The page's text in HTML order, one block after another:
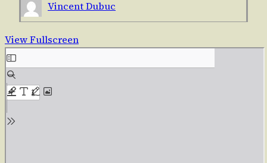
Vincent Dubuc
View Fullscreen